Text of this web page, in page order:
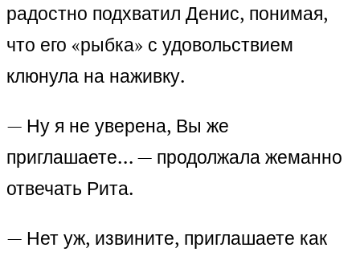
радостно подхватил Денис, понимая,
что его «рыбка» с удовольствием
клюнула на наживку.
— Ну я не уверена, Вы же
приглашаете… — продолжала жеманно
отвечать Рита.
— Нет уж, извините, приглашаете как